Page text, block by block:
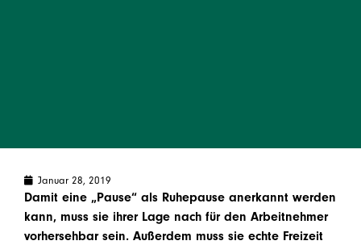
Januar 28, 2019
Damit eine „Pause“ als Ruhepause anerkannt werden
kann, muss sie ihrer Lage nach für den Arbeitnehmer
vorhersehbar sein. Außerdem muss sie echte Freizeit